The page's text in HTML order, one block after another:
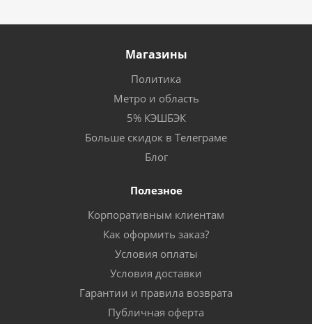
Магазины
Политика
Метро и область
5% КЭШБЭК
Больше скидок в Телеграме
Блог
Полезное
Корпоративным клиентам
Как оформить заказ?
Условия оплаты
Условия доставки
Гарантии и правила возврата
Публичная оферта